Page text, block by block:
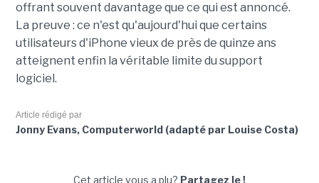
offrant souvent davantage que ce qui est annoncé.
La preuve : ce n'est qu'aujourd'hui que certains
utilisateurs d'iPhone vieux de près de quinze ans
atteignent enfin la véritable limite du support
logiciel.
Article rédigé par
Jonny Evans, Computerworld (adapté par Louise Costa)
Cet article vous a plu? Partagez le !